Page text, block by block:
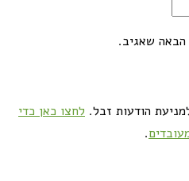
שאגיב.
הודעות זבל. לחצו כאן כדי
.